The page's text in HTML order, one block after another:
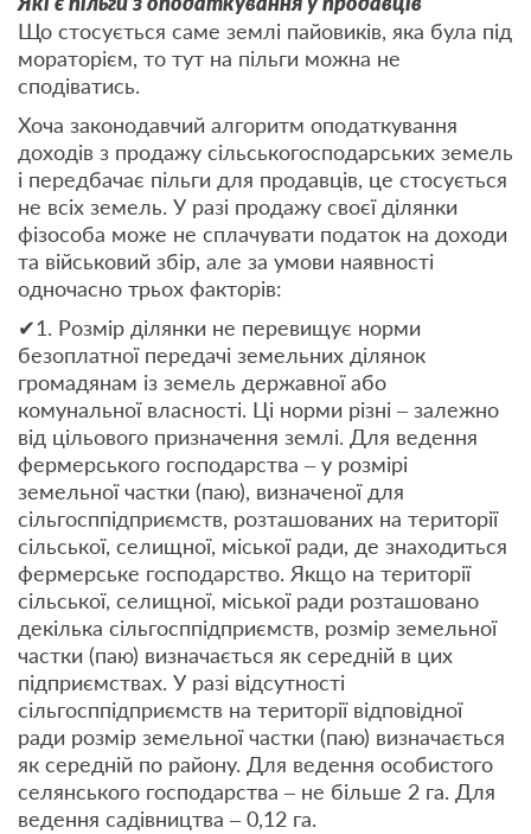
Що стосується саме землі пайовиків, яка була під
мораторієм, то тут на пільги можна не
сподіватись.
Хоча законодавчий алгоритм оподаткування
доходів з продажу сільськогосподарських земель
і передбачає пільги для продавців, це стосується
не всіх земель. У разі продажу своєї ділянки
фізособа може не сплачувати податок на доходи
та військовий збір, але за умови наявності
одночасно трьох факторів:
✔1. Розмір ділянки не перевищує норми
безоплатної передачі земельних ділянок
громадянам із земель державної або
комунальної власності. Ці норми різні – залежно
від цільового призначення землі. Для ведення
фермерського господарства – у розмірі
земельної частки (паю), визначеної для
сільгосппідприємств, розташованих на території
сільської, селищної, міської ради, де знаходиться
фермерське господарство. Якщо на території
сільської, селищної, міської ради розташовано
декілька сільгосппідприємств, розмір земельної
частки (паю) визначається як середній в цих
підприємствах. У разі відсутності
сільгосппідприємств на території відповідної
ради розмір земельної частки (паю) визначається
як середній по району. Для ведення особистого
селянського господарства – не більше 2 га. Для
ведення садівництва – 0,12 га.